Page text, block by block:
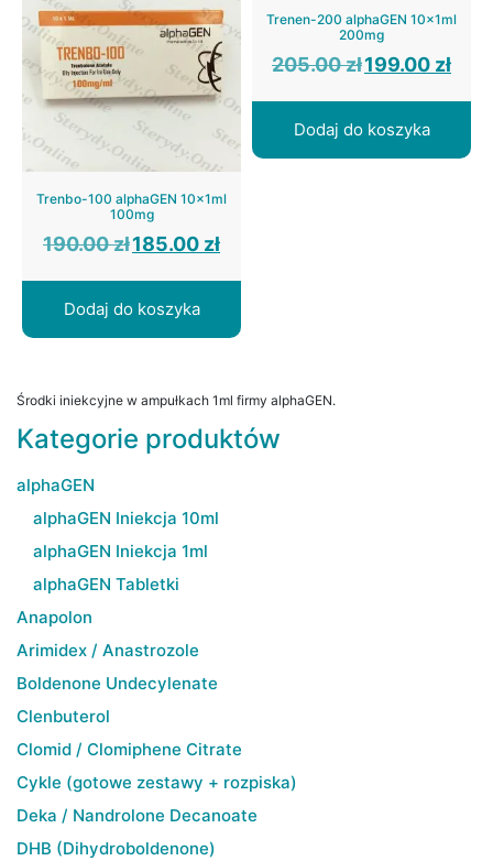
Trenbo-100 alphaGEN 10x1ml
100mg
190.00zł Pierwotna
cena
185.00 złcena
Dodaj do koszyka
Trenen-200 alphaGEN 10x1ml
200mg
205.00zł Pierwotna
cena
199.00 złcena
Dodaj do koszyka
Środki iniekcyjne w ampułkach 1ml firmy alphaGEN.
Kategorie produktów
alphaGEN
alphaGEN Iniekcja 10ml
alphaGEN Iniekcja 1ml
alphaGEN Tabletki
Anapolon
Arimidex / Anastrozole
Boldenone Undecylenate
Clenbuterol
Clomid / Clomiphene Citrate
Cykle (gotowe zestawy + rozpiska)
Deka / Nandrolone Decanoate
DHB (Dihydroboldenone)